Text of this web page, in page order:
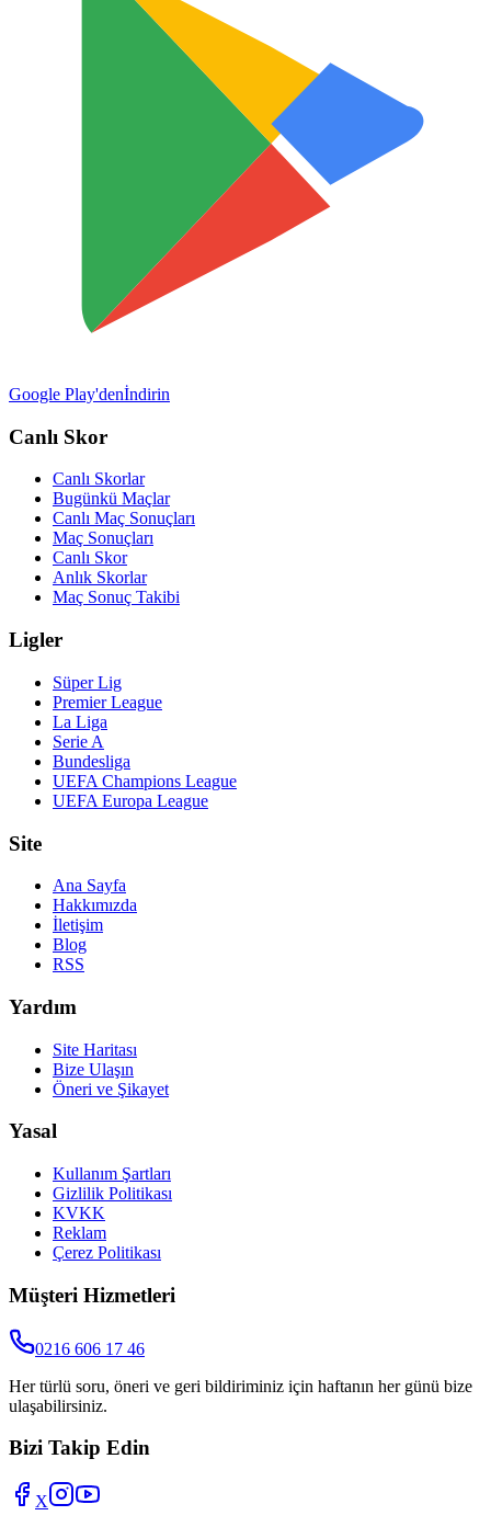
Google Play'denİndirin
Canlı Skor
Canlı Skorlar
Bugünkü Maçlar
Canlı Maç Sonuçları
Maç Sonuçları
Canlı Skor
Anlık Skorlar
Maç Sonuç Takibi
Ligler
Süper Lig
Premier League
La Liga
Serie A
Bundesliga
UEFA Champions League
UEFA Europa League
Site
Ana Sayfa
Hakkımızda
İletişim
Blog
RSS
Yardım
Site Haritası
Bize Ulaşın
Öneri ve Şikayet
Yasal
Kullanım Şartları
Gizlilik Politikası
KVKK
Reklam
Çerez Politikası
Müşteri Hizmetleri
0216 606 17 46
Her türlü soru, öneri ve geri bildiriminiz için haftanın her günü bize
ulaşabilirsiniz.
Bizi Takip Edin
X